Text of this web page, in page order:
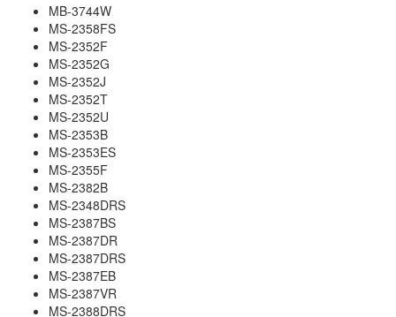
MB-3744W
MS-2358FS
MS-2352F
MS-2352G
MS-2352J
MS-2352T
MS-2352U
MS-2353B
MS-2353ES
MS-2355F
MS-2382B
MS-2348DRS
MS-2387BS
MS-2387DR
MS-2387DRS
MS-2387EB
MS-2387VR
MS-2388DRS